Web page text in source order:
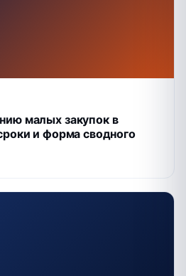
малых закупок в
и форма сводного